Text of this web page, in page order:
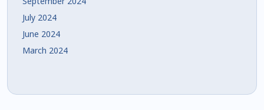
July 2024
June 2024
March 2024